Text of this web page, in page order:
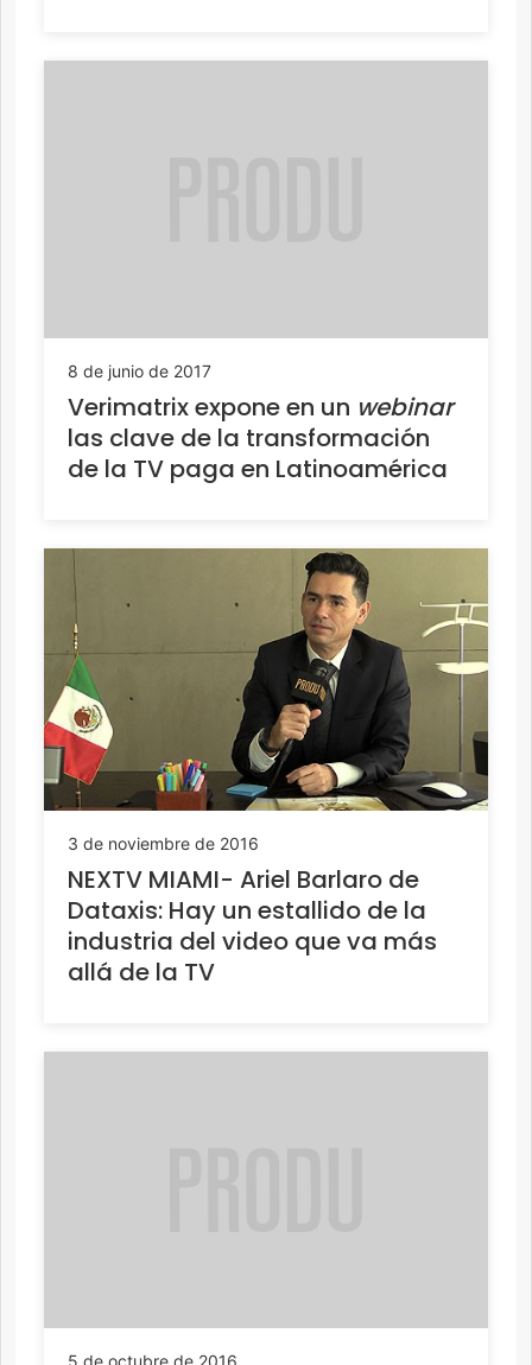
8 de junio de 2017
Verimatrix expone en un webinar
las clave de la transformación
de la TV paga en Latinoamérica
3 de noviembre de 2016
NEXTV MIAMI- Ariel Barlaro de
Dataxis: Hay un estallido de la
industria del video que va más
allá de la TV